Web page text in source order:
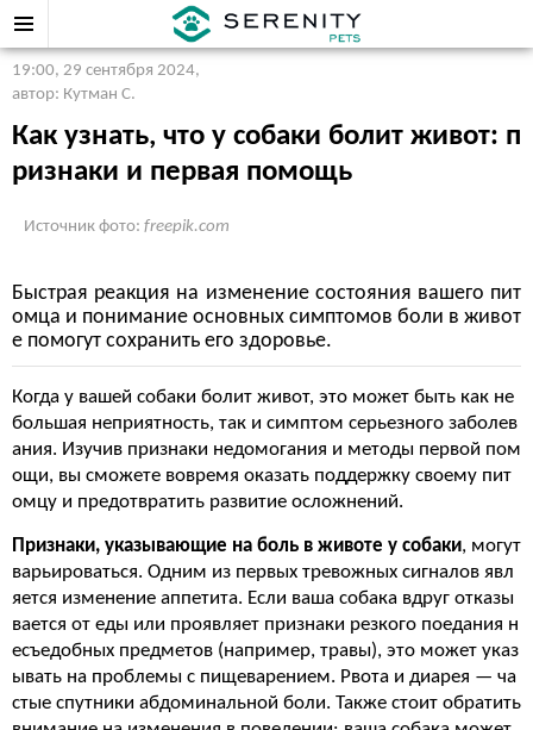
19:00, 29 сентября 2024,
автор: Кутман С.
Как узнать, что у собаки болит живот: п
ризнаки и первая помощь
Источник фото: freepik.com
Быстрая реакция на изменение состояния вашего пит
омца и понимание основных симптомов боли в живот
е помогут сохранить его здоровье.
Когда у вашей собаки болит живот, это может быть как не
большая неприятность, так и симптом серьезного заболев
ания. Изучив признаки недомогания и методы первой пом
ощи, вы сможете вовремя оказать поддержку своему пит
омцу и предотвратить развитие осложнений.
Признаки, указывающие на боль в животе у собаки, могут
варьироваться. Одним из первых тревожных сигналов явл
яется изменение аппетита. Если ваша собака вдруг отказы
вается от еды или проявляет признаки резкого поедания н
есъедобных предметов (например, травы), это может указ
ывать на проблемы с пищеварением. Рвота и диарея — ча
стые спутники абдоминальной боли. Также стоит обратить